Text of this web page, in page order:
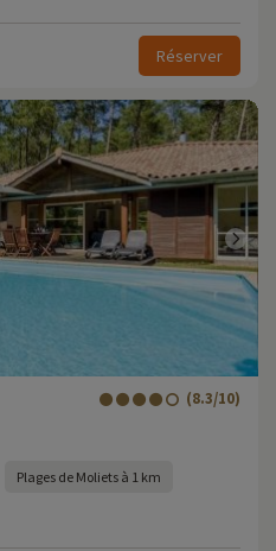
Réserver
(8.3/10)
Plages de Moliets à 1 km